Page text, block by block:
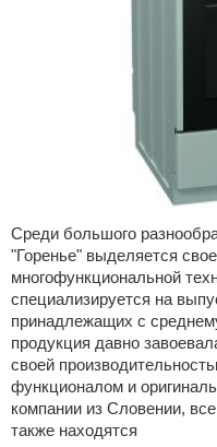
Среди большого
"Горенье" выделяется
многофункциональной
специализируется на
принадлежащих с
продукция давно
своей
функционалом и
компании из Словении,
также находятся